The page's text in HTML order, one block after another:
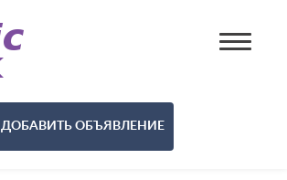
ДОБАВИТЬ ОБЪЯВЛЕНИЕ